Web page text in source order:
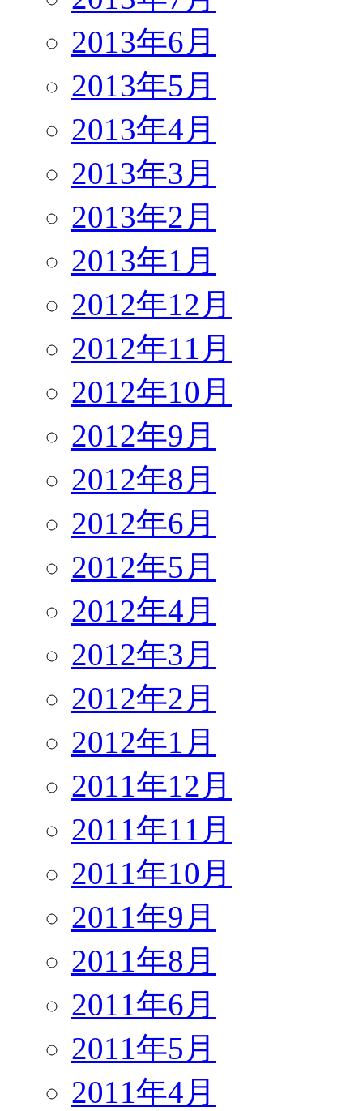
2013年6月
2013年5月
2013年4月
2013年3月
2013年2月
2013年1月
2012年12月
2012年11月
2012年10月
2012年9月
2012年8月
2012年6月
2012年5月
2012年4月
2012年3月
2012年2月
2012年1月
2011年12月
2011年11月
2011年10月
2011年9月
2011年8月
2011年6月
2011年5月
2011年4月